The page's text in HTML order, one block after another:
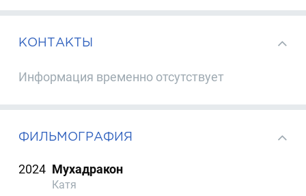
КОНТАКТЫ
Информация временно отсутствует
ФИЛЬМОГРАФИЯ
2024 Мухадракон
Катя